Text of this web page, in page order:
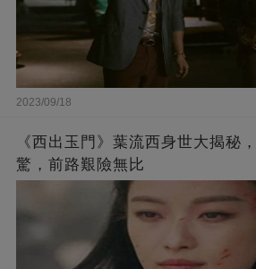
2023/09/18
《西出玉門》葉流西身世大揭秘
驚，前路艱險無比